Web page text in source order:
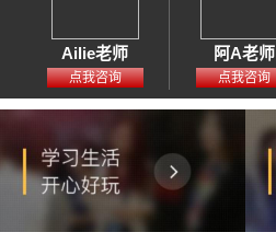
Ailie老师
点我咨询
阿A老师
点我咨询